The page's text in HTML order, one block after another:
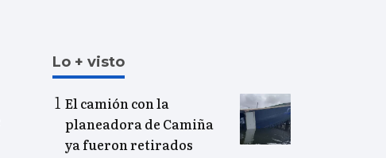
Lo + visto
El camión con la
planeadora de Camiña
ya fueron retirados